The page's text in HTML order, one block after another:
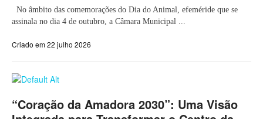
No âmbito das comemorações do Dia do Animal, efeméride que se
assinala no dia 4 de outubro, a Câmara Municipal ...
Criado em 22 julho 2026
“Coração da Amadora 2030”: Uma Visão